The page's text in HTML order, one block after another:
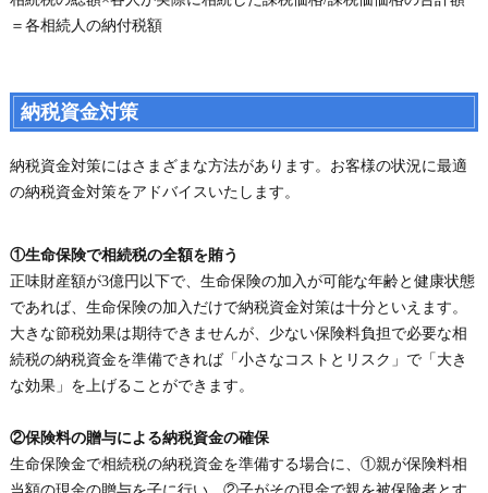
＝各相続人の納付税額
納税資金対策
納税資金対策にはさまざまな方法があります。お客様の状況に最適
の納税資金対策をアドバイスいたします。
①生命保険で相続税の全額を賄う
正味財産額が3億円以下で、生命保険の加入が可能な年齢と健康状態
であれば、生命保険の加入だけで納税資金対策は十分といえます。
大きな節税効果は期待できませんが、少ない保険料負担で必要な相
続税の納税資金を準備できれば「小さなコストとリスク」で「大き
な効果」を上げることができます。
②保険料の贈与による納税資金の確保
生命保険金で相続税の納税資金を準備する場合に、①親が保険料相